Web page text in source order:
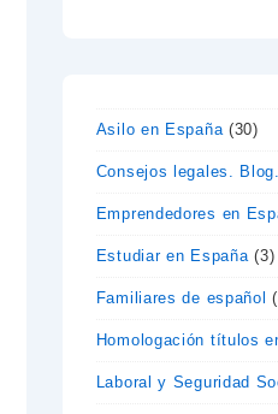
Asilo en España(30)
Consejos legales. Blog.
Emprendedores en
Estudiar en España(3)
Familiares de español
Homologación títulos
Laboral y Seguridad